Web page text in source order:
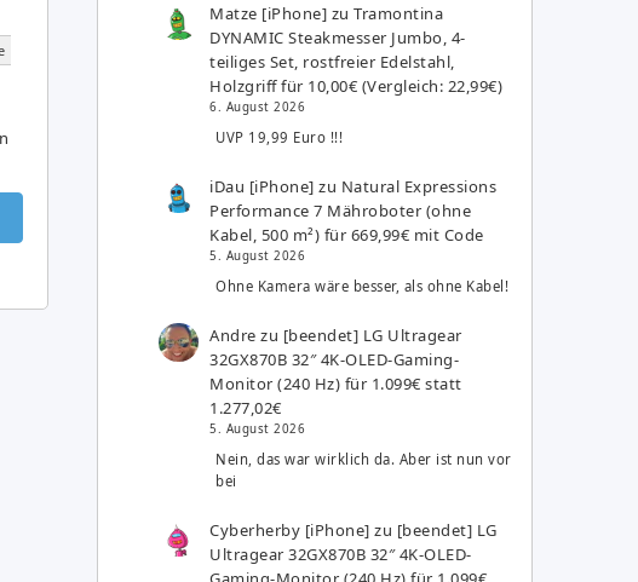
Matze [iPhone] zuTramontina
DYNAMIC Steakmesser Jumbo, 4-
teiliges Set, rostfreier Edelstahl,
Holzgriff für 10,00€ (Vergleich: 22,99€)
6. August 2026
UVP 19,99 Euro !!!
iDau [iPhone] zu Natural Expressions
Performance 7 Mähroboter (ohne
Kabel, 500 m²) für 669,99€ mit Code
5. August 2026
Ohne Kamera wäre besser, als ohne Kabel!
Andre zu [beendet] LG Ultragear
32GX870B 32″ 4K-OLED-Gaming-
Monitor (240 Hz) für 1.099€ statt
1.277,02€
5. August 2026
Nein, das war wirklich da. Aber ist nun vor
bei
Cyberherby [iPhone] zu [beendet] LG
Ultragear 32GX870B 32″ 4K-OLED-